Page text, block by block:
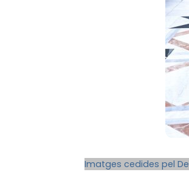
Imatges cedides pel